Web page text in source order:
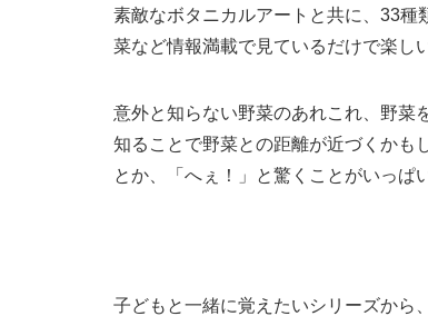
素敵なボタニカルアートと共に、33種
菜など情報満載で見ているだけで楽し
意外と知らない野菜のあれこれ、野菜
知ることで野菜との距離が近づくかも
とか、「へぇ！」と驚くことがいっぱ
子どもと一緒に覚えたいシリーズから